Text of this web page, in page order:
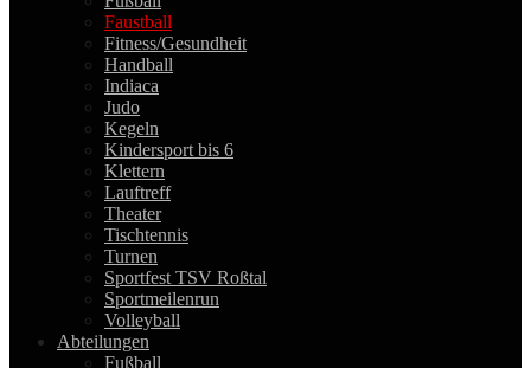
Faustball
Fitness/Gesundheit
Handball
Indiaca
Judo
Kegeln
Kindersport bis 6
Klettern
Lauftreff
Theater
Tischtennis
Turnen
Sportfest TSV Roßtal
Sportmeilenrun
Volleyball
Abteilungen
Fußball